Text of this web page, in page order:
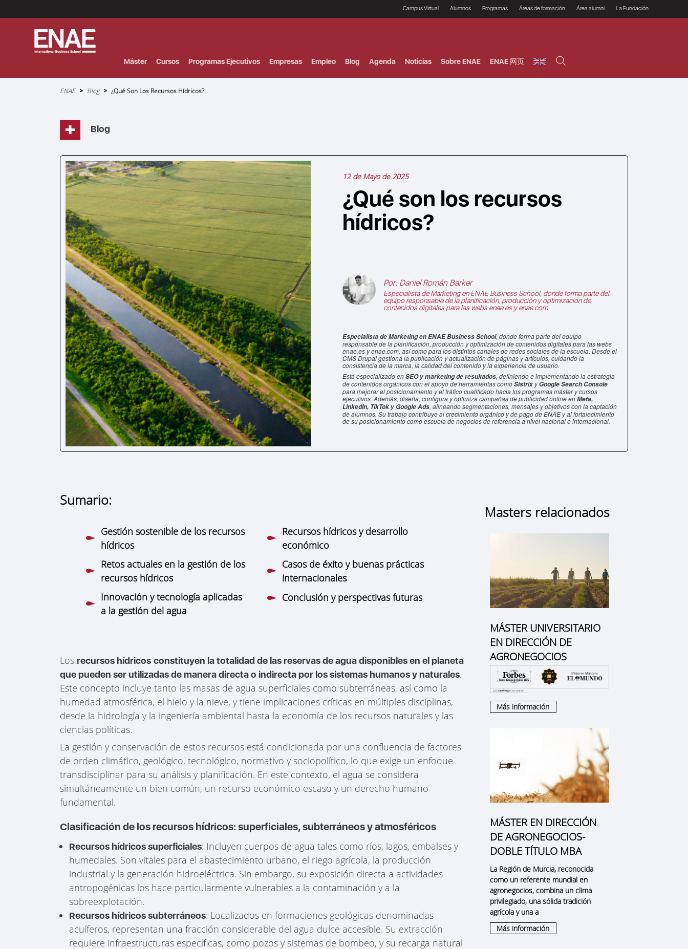
Campus Virtual Alumnos
Prácticas en empresas
Programas
Programas Ejecutivos
Áreas de formación
Riesgos
Área alumni La Fundación
Máster Cursos Programas Ejecutivos Empresas Empleo Blog Agenda Noticias Sobre ENAE ENAE 网页
Sobrescribir
la
navegación
ENAE Blog ¿Qué Son Los Recursos Hídricos?
Blog
12 de Mayo de 2025
¿Qué son los recursos
hídricos?
Por: Daniel Román Barker
Especialista de Marketing enENAE Business School, donde forma parte del
equipo responsable de la planificación, producción y optimización de
contenidos digitales para las webs enae.es y enae.com
Especialista de Marketing en ENAE Business School, donde forma parte del equipo
responsable de la planificación, producción y optimización de contenidos digitales para las webs
enae.es y enae.com, así como para los distintos canales de redes sociales de la escuela. Desde el
CMS Drupal gestiona la publicación y actualización de páginas y artículos, cuidando la
consistencia de la marca, la calidad del contenido y la experiencia de usuario.
Está especializado enSEO y marketing de resultados, definiendo e implementando la estrategia
de contenidos orgánicos con el apoyo de herramientas comoSistrixyGoogle Search Console
para mejorar el posicionamiento y el tráfico cualificado hacia los programas máster y cursos
ejecutivos. Además, diseña, configura y optimiza campañas de publicidad online enMeta,
LinkedIn, TikTok y Google Ads, alineando segmentaciones, mensajes y objetivos con la captación
de alumnos. Su trabajo contribuye al crecimiento orgánico y de pago de ENAE y al fortalecimiento
de su posicionamiento como escuela de negocios de referencia a nivel nacional e internacional.
Sumario:
Gestión sostenible de los recursos
hídricos
Retos actuales en la gestión de los
recursos hídricos
Innovación y tecnología aplicadas
a la gestión del agua
Recursos hídricos y desarrollo
económico
Casos de éxito y buenas prácticas
internacionales
Conclusión y perspectivas futuras
Losrecursos hídricos constituyen la totalidad de las reservas de agua disponibles en el planeta
que pueden ser utilizadas de manera directa o indirecta por los sistemas humanos y naturales.
Este concepto incluye tanto las masas de agua superficiales como subterráneas, así como la
humedad atmosférica, el hielo y la nieve, y tiene implicaciones críticas en múltiples disciplinas,
desde la hidrología y la ingeniería ambiental hasta la economía de los recursos naturales y las
ciencias políticas.
La gestión y conservación de estos recursos está condicionada por una confluencia de factores
de orden climático, geológico, tecnológico, normativo y sociopolítico, lo que exige un enfoque
transdisciplinar para su análisis y planificación. En este contexto, el agua se considera
simultáneamente un bien común, un recurso económico escaso y un derecho humano
fundamental.
Clasificación de los recursos hídricos: superficiales, subterráneos y atmosféricos
Recursos hídricos superficiales: Incluyen cuerpos de agua tales como ríos, lagos, embalses y
humedales. Son vitales para el abastecimiento urbano, el riego agrícola, la producción
industrial y la generación hidroeléctrica. Sin embargo, su exposición directa a actividades
antropogénicas los hace particularmente vulnerables a la contaminación y a la
sobreexplotación.
Recursos hídricos subterráneos: Localizados en formaciones geológicas denominadas
acuíferos, representan una fracción considerable del agua dulce accesible. Su extracción
requiere infraestructuras específicas, como pozos y sistemas de bombeo, y su recarga natural
Masters relacionados
MÁSTER UNIVERSITARIO
EN DIRECCIÓN DE
AGRONEGOCIOS
Más información
MÁSTER EN DIRECCIÓN
DE AGRONEGOCIOS-
DOBLE TÍTULO MBA
La Región de Murcia, reconocida
como un referente mundial en
agronegocios, combina un clima
privilegiado, una sólida tradición
agrícola y una a
Más información